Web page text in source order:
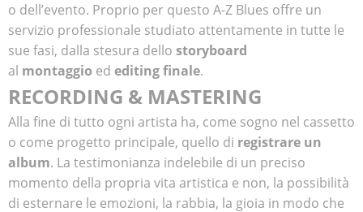
o dell’evento. Proprio per questo A-Z Blues offre un
servizio professionale studiato attentamente in tutte le
sue fasi, dalla stesura dello storyboard
al montaggio ed editing finale.
RECORDING & MASTERING
Alla fine di tutto ogni artista ha, come sogno nel cassetto
o come progetto principale, quello di registrare un
album. La testimonianza indelebile di un preciso
momento della propria vita artistica e non, la possibilità
di esternare le emozioni, la rabbia, la gioia in modo che